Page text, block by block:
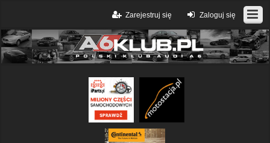
Zaloguj się
Zarejestruj się